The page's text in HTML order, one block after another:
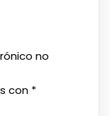
no
con *